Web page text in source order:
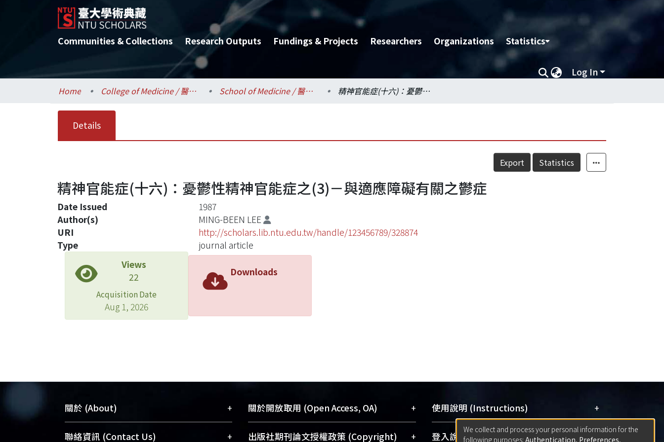
Communities & Collections Research Outputs Fundings & Projects Researchers Organizations Statistics
Log In
Home College of Medicine / 醫學院 School of Medicine / 醫學系 精神官能症(十六)：憂鬱性精神官能症之(3)－與適應障礙有關之鬱症
Details
Export Statistics
精神官能症(十六)：憂鬱性精神官能症之(3)－與適應障礙有關之鬱症
Date Issued
1987
Author(s)
MING-BEEN LEE
URI
http://scholars.lib.ntu.edu.tw/handle/123456789/328874
Type
journal article
Views
22
Acquisition Date
Aug 1, 2026
Downloads
關於 (About) +
臺大位居世界頂尖大學之列，為永久珍藏
聯絡資訊 (Contact Us) +
關於開放取用 (Open Access, OA) +
開放取用是從使用者角度提升資訊取用性
出版社期刊論文授權政策 (Copyright) +
使用說明 (Instructions) +
網站簡介(Quickstart Guide)
登入說明 (Sign-in) +
We collect and process your personal information for the
following purposes: Authentication, Preferences,